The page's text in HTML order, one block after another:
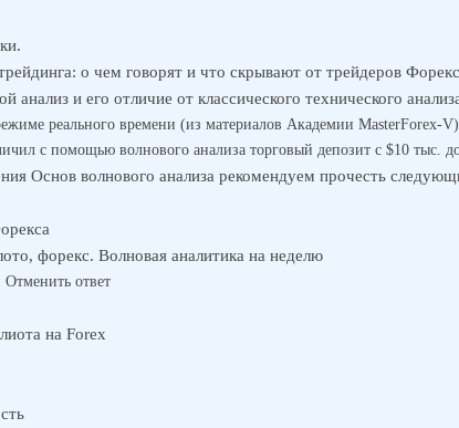
о чем говорят и что скрывают от трейдеров Форекс
анализ и его отличие от классического технического
реального времени (из материалов Академии MasterForex-V)
с помощью волнового анализа торговый депозит с $10 тыс.
Основ волнового анализа рекомендуем прочесть
форекс. Волновая аналитика на неделю
ответ
на Forex